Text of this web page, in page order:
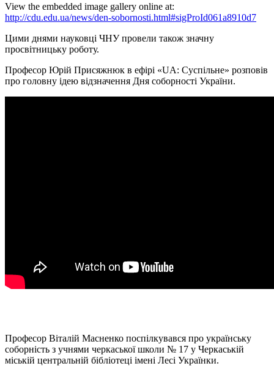
View the embedded image gallery online at:
http://cdu.edu.ua/news/den-sobornosti.html#sigProId061a8910d7
Цими днями науковці ЧНУ провели також значну
просвітницьку роботу.
Професор Юрій Присяжнюк в ефірі «UA: Суспільне» розповів
про головну ідею відзначення Дня соборності України.
Професор Віталій Масненко поспілкувався про українську
соборність з учнями черкаської школи № 17 у Черкаській
міській центральній бібліотеці імені Лесі Українки.